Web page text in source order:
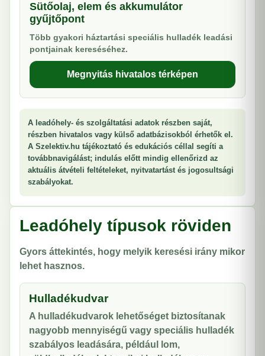
Sütőolaj, elem és akkumulátor
gyűjtőpont
Több gyakori háztartási speciális hulladék leadási
pontjainak kereséséhez.
Megnyitás hivatalos térképen
A leadóhely- és szolgáltatási adatok részben saját,
részben hivatalos vagy külső adatbázisokból érhetők el.
A Szelektiv.hu tájékoztató és edukációs céllal segíti a
továbbnavigálást; indulás előtt mindig ellenőrizd az
aktuális átvételi feltételeket, nyitvatartást és jogosultsági
szabályokat.
Leadóhely típusok röviden
Gyors áttekintés, hogy melyik keresési irány mikor
lehet hasznos.
Hulladékudvar
A hulladékudvarok lehetőséget biztosítanak
nagyobb mennyiségű vagy speciális hulladék
szabályos leadására, például lom,